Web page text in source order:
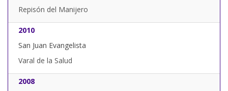
Repisón del Manijero
2010
San Juan Evangelista
Varal de la Salud
2008